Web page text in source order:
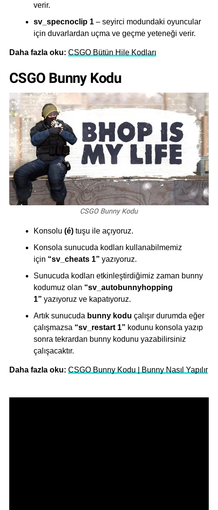
verir.
sv_specnoclip 1 – seyirci modundaki oyuncular
için duvarlardan uçma ve geçme yeteneği verir.
Daha fazla oku: CSGO Bütün Hile Kodları
CSGO Bunny Kodu
CSGO Bunny Kodu
Konsolu (é)tuşu ile açıyoruz.
Konsola sunucuda kodları kullanabilmemiz
için “sv_cheats 1” yazıyoruz.
Sunucuda kodları etkinleştirdiğimiz zaman bunny
kodumuz olan “sv_autobunnyhopping
1” yazıyoruz ve kapatıyoruz.
Artık sunucuda bunny kodu çalışır durumda eğer
çalışmazsa “sv_restart 1” kodunu konsola yazıp
sonra tekrardan bunny kodunu yazabilirsiniz
çalışacaktır.
Daha fazla oku: CSGO Bunny Kodu | Bunny Nasıl Yapılır